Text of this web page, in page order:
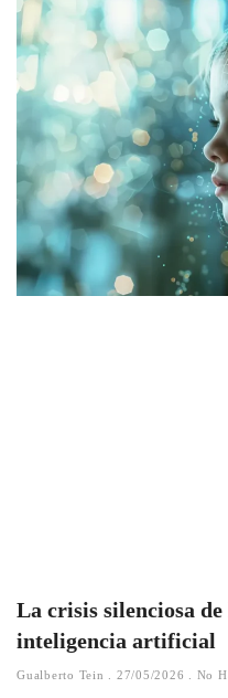
La crisis silenciosa
inteligencia artificial
Gualberto Tein 27/05/2026 No